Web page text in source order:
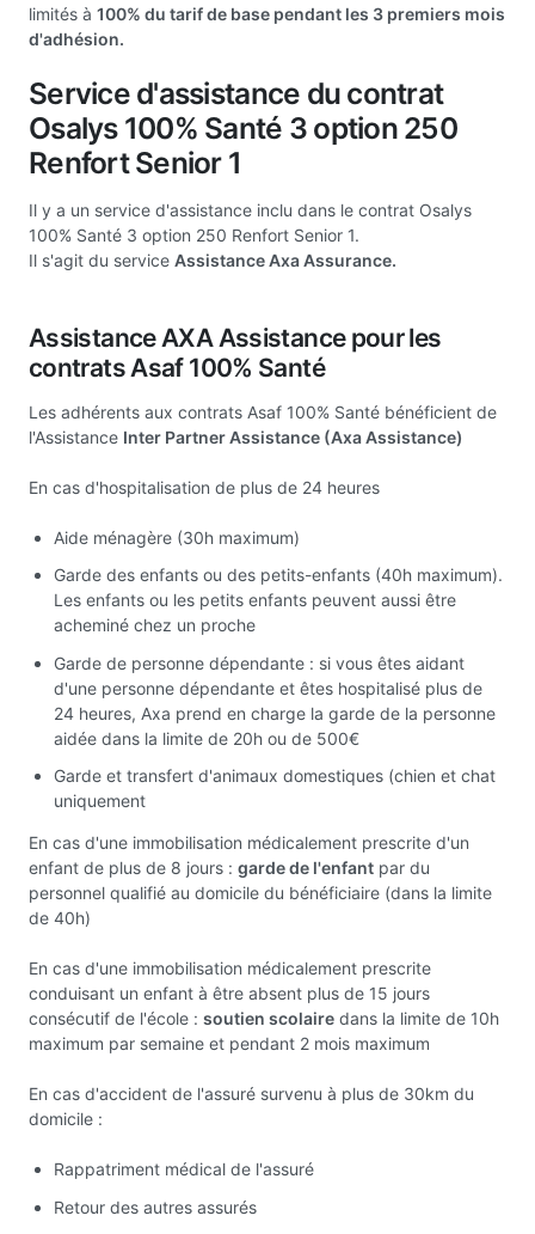
limités à 100% du tarif de base pendant les 3 premiers mois
d'adhésion.
Service d'assistance du contrat
Osalys 100% Santé 3 option 250
Renfort Senior 1
Il y a un service d'assistance inclu dans le contrat Osalys
100% Santé 3 option 250 Renfort Senior 1.
Il s'agit du service Assistance Axa Assurance.
Assistance AXA Assistance pour les
contrats Asaf 100% Santé
Les adhérents aux contrats Asaf 100% Santé bénéficient de
l'Assistance Inter Partner Assistance (Axa Assistance)
En cas d'hospitalisation de plus de 24 heures
Aide ménagère (30h maximum)
Garde des enfants ou des petits-enfants (40h maximum).
Les enfants ou les petits enfants peuvent aussi être
acheminé chez un proche
Garde de personne dépendante : si vous êtes aidant
d'une personne dépendante et êtes hospitalisé plus de
24 heures, Axa prend en charge la garde de la personne
aidée dans la limite de 20h ou de 500€
Garde et transfert d'animaux domestiques (chien et chat
uniquement
En cas d'une immobilisation médicalement prescrite d'un
enfant de plus de 8 jours : garde de l'enfant par du
personnel qualifié au domicile du bénéficiaire (dans la limite
de 40h)
En cas d'une immobilisation médicalement prescrite
conduisant un enfant à être absent plus de 15 jours
consécutif de l'école : soutien scolaire dans la limite de 10h
maximum par semaine et pendant 2 mois maximum
En cas d'accident de l'assuré survenu à plus de 30km du
domicile :
Rappatriment médical de l'assuré
Retour des autres assurés